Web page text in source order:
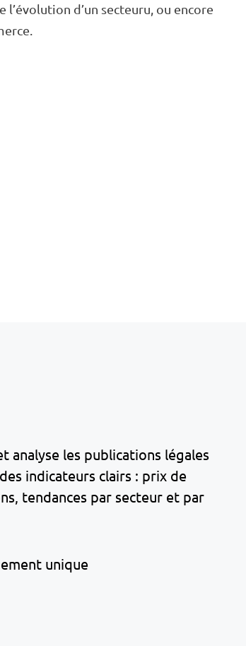
l’évolution d’un secteuru, ou encore
analyse les publications légales
indicateurs clairs : prix de
tendances par secteur et par
unique